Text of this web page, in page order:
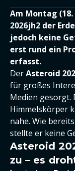
Am Montag
2026jh2 der
jedoch keine
erst rund ein
erfasst.
DerAsteroid
für großes
Medien gesorgt.
Himmelskörper
nahe. Wie
stellte er keine
Asteroid
zu – es